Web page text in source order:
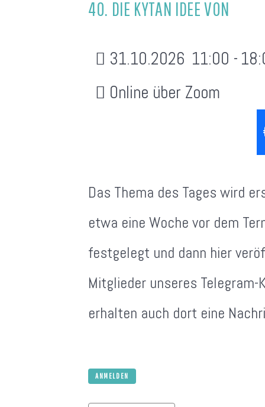
40. DIE KYTAN IDEE VON
31.10.2026 11:00 -
Online über Zoom
Das Thema des Tages wird
etwa eine Woche vor dem
festgelegt und dann hier
Mitglieder unseres Telegram-
erhalten auch dort eine
ANMELDEN